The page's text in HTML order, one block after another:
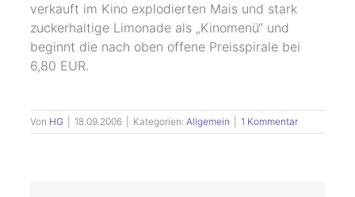
verkauft im Kino explodierten Mais und stark
zuckerhaltige Limonade als „Kinomenü“ und
beginnt die nach oben offene Preisspirale bei
6,80 EUR.
Von HG 18.09.2006 Kategorien: Allgemein 1 Kommentar